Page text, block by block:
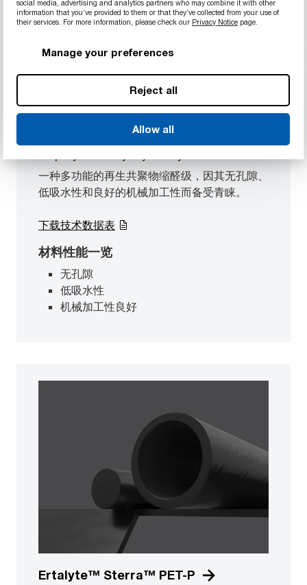
social media, advertising and analytics partners who may combine it with other
information that you’ve provided to them or that they’ve collected from your use of
their services. For more information, please check our Privacy Notice page.
Manage your preferences
Reject all
Allow all
Acetron™ C Sterra™ POM-C
一种多功能的再生共聚物缩醛级，因其无孔隙、
低吸水性和良好的机械加工性而备受青睐。
材料性能一览
无孔隙
低吸水性
机械加工性良好
下载技术数据表
Ertalyte™ Sterra™ PET-P